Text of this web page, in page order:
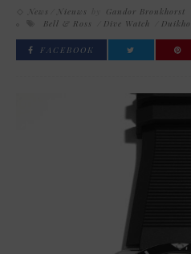
News Nieuws Gandor Bronkhorst
Bell & Ross
Dive Watch
FACEBOOK